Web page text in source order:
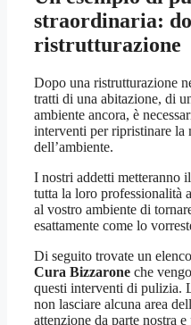
straordinaria:
ristrutturazione
Dopo una ristrutturazione
tratti di una abitazione, di
ambiente ancora, è
interventi per ripristinare la
dell’ambiente.
I nostri addetti metteranno
tutta la loro professionalità
al vostro ambiente di
esattamente come lo
Di seguito trovate un
Cura Bizzarone che
questi interventi di pulizia.
non lasciare alcuna area
attenzione da parte nostra